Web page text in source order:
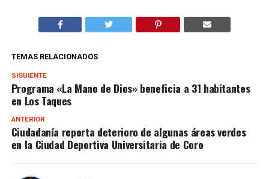
TEMAS RELACIONADOS
SIGUIENTE
Programa «La Mano de Dios» beneficia a 31 habitantes
en Los Taques
ANTERIOR
Ciudadanía reporta deterioro de algunas áreas verdes
en la Ciudad Deportiva Universitaria de Coro